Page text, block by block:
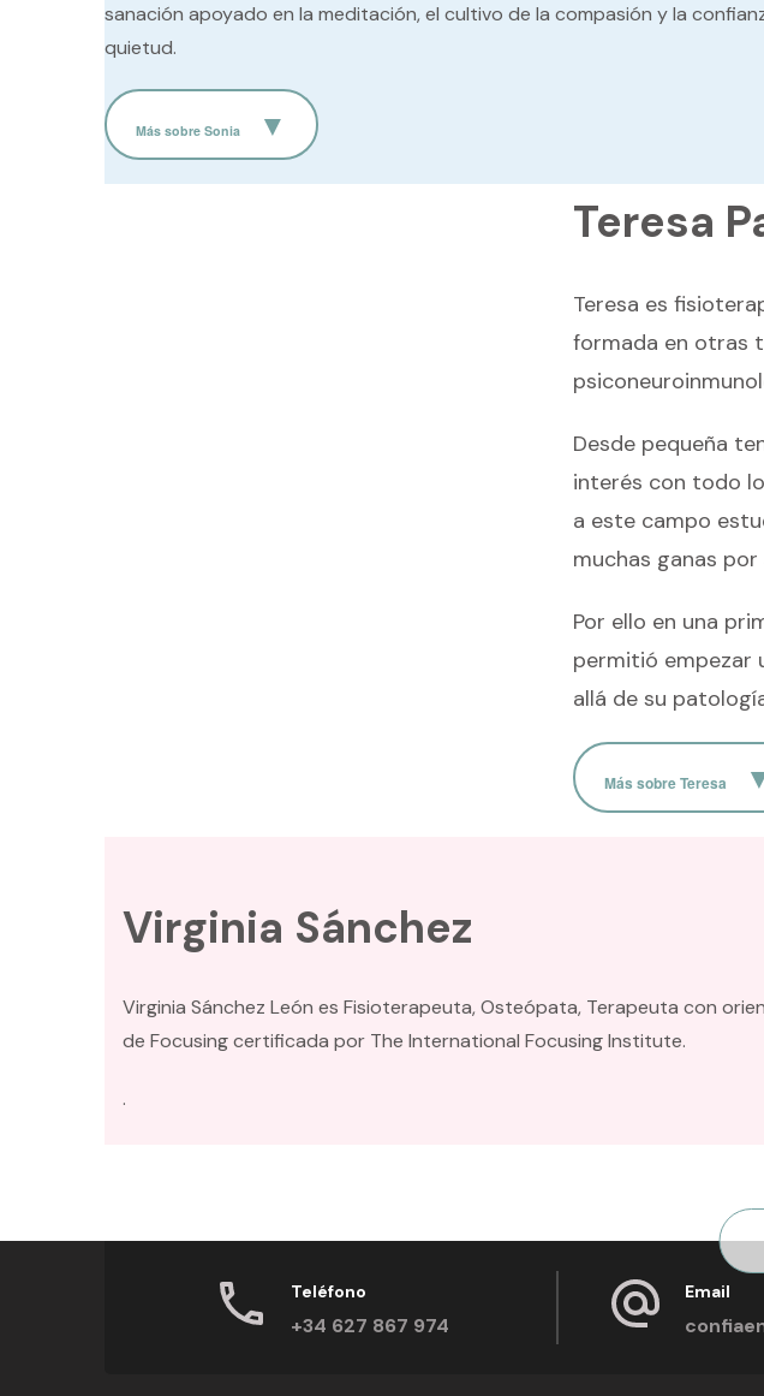
sanación apoyado en la meditación, el cultivo de la compasión y la
quietud.
Más sobre Sonia
Teresa
Teresa es
formada en otras
Desde pequeña
interés con todo
a este campo
muchas ganas
Por ello en una
permitió empezar
allá de su
Más sobre Teresa
Virginia Sánchez
Virginia Sánchez León es Fisioterapeuta, Osteópata, Terapeuta con
de Focusing certificada por The International Focusing Institute.
.
Teléfono
+34 627 867 974
Email